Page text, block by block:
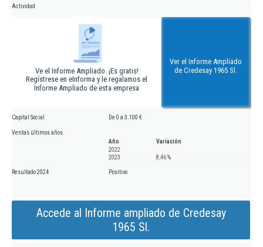
Actividad
Ve el Informe Ampliado. ¡Es gratis!
Regístrese en eInforma y le regalamos el
Informe Ampliado de esta empresa
Ver el Informe Ampliado
de Credesay 1965 Sl.
Capital Social De 0 a 3.100 €
Ventas últimos años
Año
Variación
2022
2023
8,46 %
Resultado 2024 Positivo
Accede al Informe ampliado de Credesay
1965 Sl.